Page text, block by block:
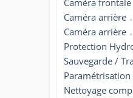
Caméra arrière
Caméra arrière
Protection
Sauvegarde /
Nettoyage